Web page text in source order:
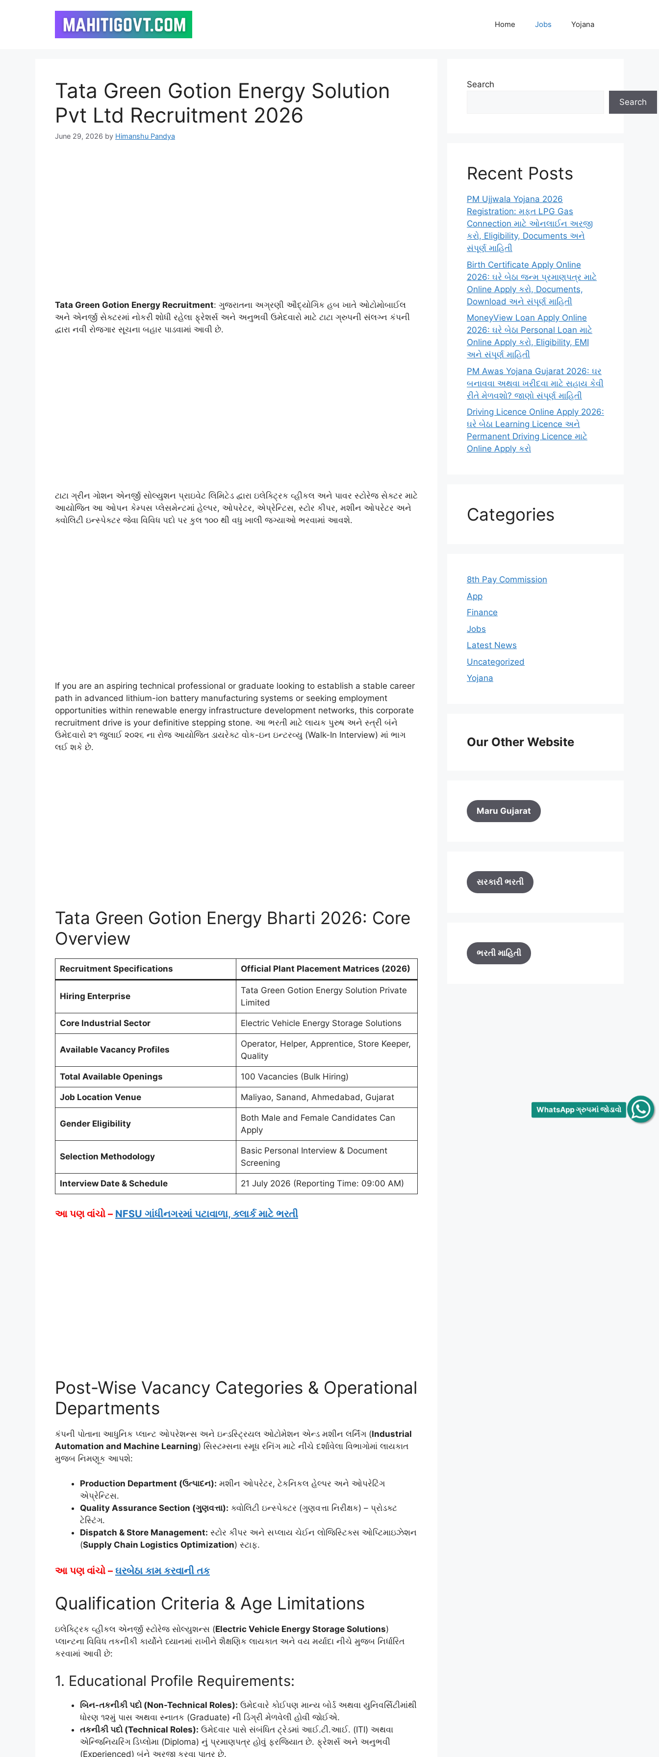
Home Jobs Yojana
Tata Green Gotion Energy Solution
Pvt Ltd Recruitment 2026
June 29, 2026 by Himanshu Pandya
Tata Green Gotion Energy Recruitment: ગુજરાતના અગ્રણી ઔદ્યોગિક હબ ખાતે ઓટોમોબાઈલ
અને એનર્જી સેક્ટરમાં નોકરી શોધી રહેલા ફ્રેશર્સ અને અનુભવી ઉમેદવારો માટે ટાટા ગ્રુપની સંલગ્ન કંપની
દ્વારા નવી રોજગાર સૂચના બહાર પાડવામાં આવી છે.
ટાટા ગ્રીન ગોશન એનર્જી સોલ્યુશન પ્રાઇવેટ લિમિટેડ દ્વારા ઇલેક્ટ્રિક વ્હીકલ અને પાવર સ્ટોરેજ સેક્ટર માટે
આયોજિત આ ઓપન કેમ્પસ પ્લેસમેન્ટમાં હેલ્પર, ઓપરેટર, એપ્રેન્ટિસ, સ્ટોર કીપર, મશીન ઓપરેટર અને
ક્વોલિટી ઇન્સ્પેક્ટર જેવા વિવિધ પદો પર કુલ ૧૦૦ થી વધુ ખાલી જગ્યાઓ ભરવામાં આવશે.
If you are an aspiring technical professional or graduate looking to establish a stable career
path in advanced lithium-ion battery manufacturing systems or seeking employment
opportunities within renewable energy infrastructure development networks, this corporate
recruitment drive is your definitive stepping stone. આ ભરતી માટે લાયક પુરુષ અને સ્ત્રી બંને
ઉમેદવારો ૨૧ જુલાઈ ૨૦૨૬ ના રોજ આયોજિત ડાયરેક્ટ વોક-ઇન ઇન્ટરવ્યુ (Walk-In Interview) માં ભાગ
લઈ શકે છે.
Tata Green Gotion Energy Bharti 2026: Core
Overview
Recruitment Specifications Official Plant Placement Matrices (2026)
Hiring Enterprise
Tata Green Gotion Energy Solution Private
Limited
Core Industrial Sector Electric Vehicle Energy Storage Solutions
Available Vacancy Profiles
Operator, Helper, Apprentice, Store Keeper,
Quality
Total Available Openings 100 Vacancies (Bulk Hiring)
Job Location Venue Maliyao, Sanand, Ahmedabad, Gujarat
Gender Eligibility
Both Male and Female Candidates Can
Apply
Selection Methodology
Basic Personal Interview & Document
Screening
Interview Date & Schedule 21 July 2026 (Reporting Time: 09:00 AM)
આ પણ વાંચો – NFSU ગાંધીનગરમાં પટાવાળા, ક્લાર્ક માટે ભરતી
Post-Wise Vacancy Categories & Operational
Departments
કંપની પોતાના આધુનિક પ્લાન્ટ ઓપરેશન્સ અને ઇન્ડસ્ટ્રિયલ ઓટોમેશન એન્ડ મશીન લર્નિંગ (Industrial
Automation and Machine Learning) સિસ્ટમ્સના સ્મૂધ રનિંગ માટે નીચે દર્શાવેલા વિભાગોમાં લાયકાત
મુજબ નિમણૂક આપશે:
Production Department (ઉત્પાદન): મશીન ઓપરેટર, ટેકનિકલ હેલ્પર અને ઓપરેટિંગ
એપ્રેન્ટિસ.
Quality Assurance Section (ગુણવત્તા): ક્વોલિટી ઇન્સ્પેક્ટર (ગુણવત્તા નિરીક્ષક) – પ્રોડક્ટ
ટેસ્ટિંગ.
Dispatch & Store Management: સ્ટોર કીપર અને સપ્લાય ચેઈન લોજિસ્ટિક્સ ઓપ્ટિમાઇઝેશન
(Supply Chain Logistics Optimization) સ્ટાફ.
આ પણ વાંચો – ઘરબેઠા કામ કરવાની તક
Qualification Criteria & Age Limitations
ઇલેક્ટ્રિક વ્હીકલ એનર્જી સ્ટોરેજ સોલ્યુશન્સ (Electric Vehicle Energy Storage Solutions)
પ્લાન્ટના વિવિધ તકનીકી કાર્યોને ધ્યાનમાં રાખીને શૈક્ષણિક લાયકાત અને વય મર્યાદા નીચે મુજબ નિર્ધારિત
કરવામાં આવી છે:
1. Educational Profile Requirements:
બિન-તકનીકી પદો (Non-Technical Roles): ઉમેદવારે કોઈપણ માન્ય બોર્ડ અથવા યુનિવર્સિટીમાંથી
ધોરણ ૧૨મું પાસ અથવા સ્નાતક (Graduate) ની ડિગ્રી મેળવેલી હોવી જોઈએ.
તકનીકી પદો (Technical Roles): ઉમેદવાર પાસે સંબંધિત ટ્રેડમાં આઈ.ટી.આઈ. (ITI) અથવા
એન્જિનિયરિંગ ડિપ્લોમા (Diploma) નું પ્રમાણપત્ર હોવું ફરજિયાત છે. ફ્રેશર્સ અને અનુભવી
(Experienced) બંને અરજી કરવા પાત્ર છે.
Search
Search
Recent Posts
PM Ujjwala Yojana 2026
Registration: મફત LPG Gas
Connection માટે ઓનલાઈન અરજી
કરો, Eligibility, Documents અને
સંપૂર્ણ માહિતી
Birth Certificate Apply Online
2026: ઘરે બેઠા જન્મ પ્રમાણપત્ર માટે
Online Apply કરો, Documents,
Download અને સંપૂર્ણ માહિતી
MoneyView Loan Apply Online
2026: ઘરે બેઠા Personal Loan માટે
Online Apply કરો, Eligibility, EMI
અને સંપૂર્ણ માહિતી
PM Awas Yojana Gujarat 2026: ઘર
બનાવવા અથવા ખરીદવા માટે સહાય કેવી
રીતે મેળવશો? જાણો સંપૂર્ણ માહિતી
Driving Licence Online Apply 2026:
ઘરે બેઠા Learning Licence અને
Permanent Driving Licence માટે
Online Apply કરો
Categories
8th Pay Commission
App
Finance
Jobs
Latest News
Uncategorized
Yojana
Our Other Website
Maru Gujarat
સરકારી ભરતી
ભરતી માહિતી
WhatsApp ગ્રુપમાં જોડાવો